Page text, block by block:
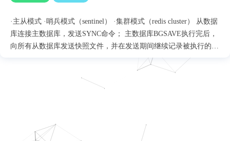
·主从模式 ·哨兵模式（sentinel） ·集群模式（redis cluster） 从数据
库连接主数据库，发送SYNC命令； 主数据库BGSAVE执行完后，
向所有从数据库发送快照文件，并在发送期间继续记录被执行的写
命令； 主数据库接收到SYNC命令后，开始执行BGSAVE命令生成
RDB文件并使用缓冲区记录此后执行的所有写命令； 从数据库收
到快照文件后丢弃所有旧数据，载入收到的快照； 主数据库快照
就会向从数据库发送相同的写命令，从数据库接收并执行收到的写